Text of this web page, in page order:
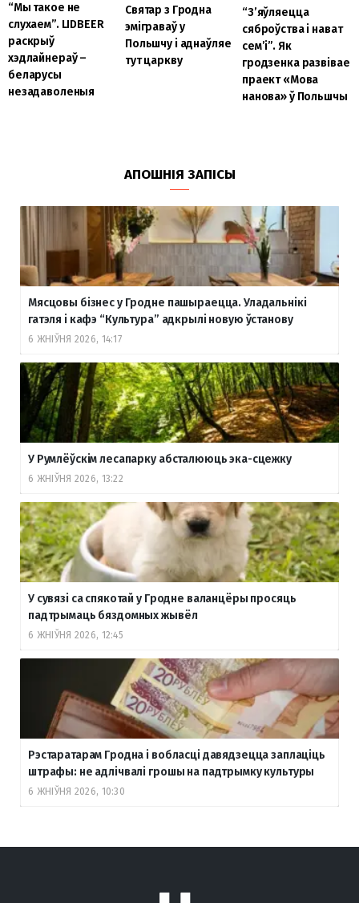
“Мы такое не
слухаем”. LIDBEER
раскрыў
хэдлайнераў –
беларусы
незадаволеныя
Святар з Гродна
эміграваў у
Польшчу і аднаўляе
тут царкву
“З’яўляецца
сяброўства і нават
сем’і”. Як
гродзенка развівае
праект «Мова
нанова» ў Польшчы
АПОШНІЯ ЗАПІСЫ
Мясцовы бізнес у Гродне пашыраецца. Уладальнікі
гатэля і кафэ “Культура” адкрылі новую ўстанову
6 ЖНІЎНЯ 2026, 14:17
У Румлёўскім лесапарку абсталююць эка-сцежку
6 ЖНІЎНЯ 2026, 13:22
У сувязі са спякотай у Гродне валанцёры просяць
падтрымаць бяздомных жывёл
6 ЖНІЎНЯ 2026, 12:45
Рэстаратарам Гродна і вобласці давядзецца заплаціць
штрафы: не адлічвалі грошы на падтрымку культуры
6 ЖНІЎНЯ 2026, 10:30